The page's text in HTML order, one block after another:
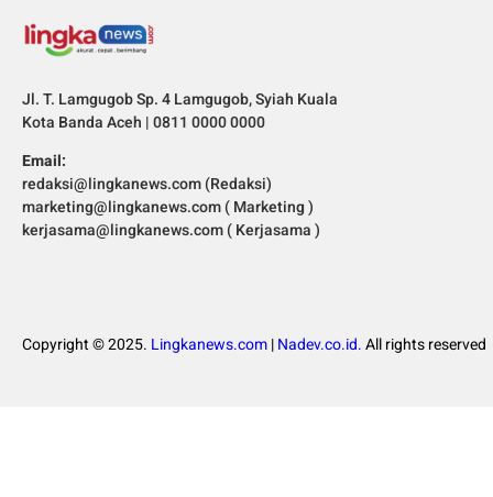
Jl. T. Lamgugob Sp. 4 Lamgugob, Syiah Kuala
Kota Banda Aceh | 0811 0000 0000
Email:
redaksi@lingkanews.com (Redaksi)
marketing@lingkanews.com ( Marketing )
kerjasama@lingkanews.com ( Kerjasama )
Copyright © 2025. Lingkanews.com|Nadev.co.id.All rights reserved